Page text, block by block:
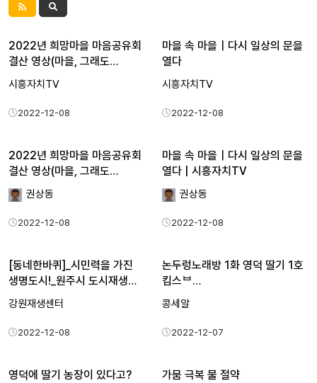
2022년 희망마을 마음공유회
결산 영상(마을, 그래도…
시흥자치TV
2022-12-08
마을 속 마을｜다시 일상의 문을
열다
시흥자치TV
2022-12-08
2022년 희망마을 마음공유회
결산 영상(마을, 그래도…
권상동
2022-12-08
마을 속 마을｜다시 일상의 문을
열다 | 시흥자치TV
권상동
2022-12-08
[동네한바퀴]_시민력을 가진
생명도시!_원주시 도시재생…
강원재생센터
2022-12-08
논두렁노래방 1화 영덕 딸기 1호
킴스ᄇ…
콩세알
2022-12-07
영덕에 딸기 농장이 있다고?
가뭄 극복 물 절약